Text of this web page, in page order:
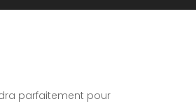
parfaitement pour